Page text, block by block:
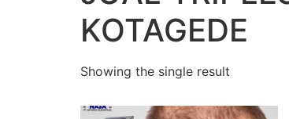
KOTAGEDE
Showing the single result